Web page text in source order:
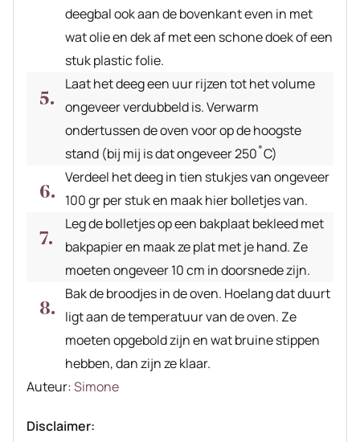
deegbal ook aan de bovenkant even in met
wat olie en dek af met een schone doek of een
stuk plastic folie.
Laat het deeg een uur rijzen tot het volume
ongeveer verdubbeld is. Verwarm
ondertussen de oven voor op de hoogste
stand (bij mij is dat ongeveer 250˚C)
Verdeel het deeg in tien stukjes van ongeveer
100 gr per stuk en maak hier bolletjes van.
Leg de bolletjes op een bakplaat bekleed met
bakpapier en maak ze plat met je hand. Ze
moeten ongeveer 10 cm in doorsnede zijn.
Bak de broodjes in de oven. Hoelang dat duurt
ligt aan de temperatuur van de oven. Ze
moeten opgebold zijn en wat bruine stippen
hebben, dan zijn ze klaar.
Auteur
Auteur:Simone
Disclaimer: